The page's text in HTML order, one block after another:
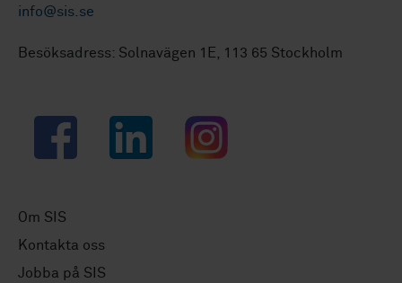
info@sis.se
Besöksadress: Solnavägen 1E, 113 65 Stockholm
Facebook LinkedIn Instagram
Om SIS
Kontakta oss
Jobba på SIS